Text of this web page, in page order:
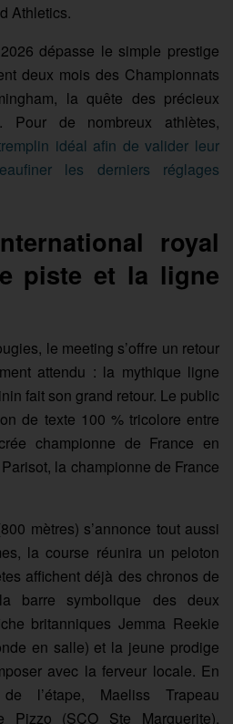
Athletics.
dépasse le simple prestige
deux mois des Championnats
la quête des précieux
de nombreux athlètes,
idéal afin de valider leur
les derniers réglages
royal
piste et la ligne
le meeting s’offre un retour
attendu : la mythique ligne
fait son grand retour. Le public
de texte 100 % tricolore entre
championne de France en
la championne de France
mètres) s’annonce tout aussi
la course réunira un peloton
affichent déjà des chronos de
barre symbolique des deux
britanniques Jemma Reekie
en salle) et la jeune prodige
avec la ferveur locale. En
l’étape, Maeliss Trapeau
Pizzo (SCO Ste Marguerite),